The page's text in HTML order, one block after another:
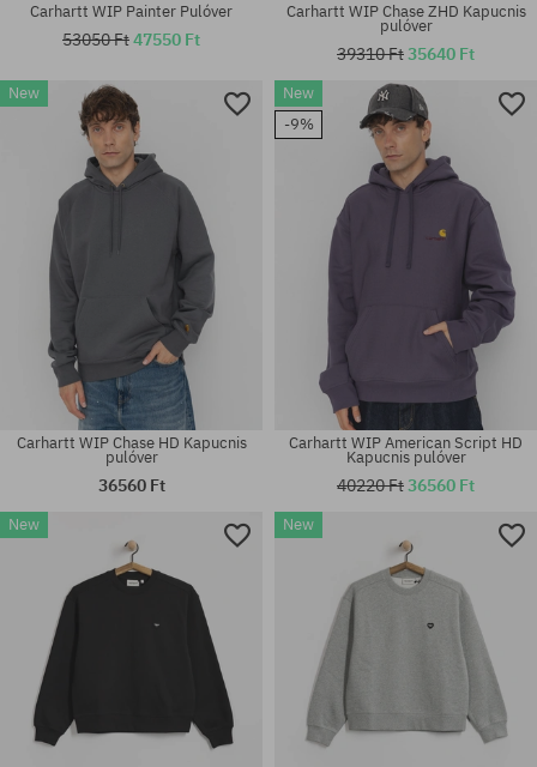
Elérhető méretek:
Elérhető méretek:
M; L; XL
Elérhető méretek:
Carhartt WIP Painter Pulóver
53050 Ft47550 Ft
Elérhető méretek:
Carhartt WIP Chase ZHD Kapucnis
pulóver
39310 Ft35640 Ft
New
Carhartt WIP Chase HD Kapucnis
pulóver
36560 Ft
New
-9%
Carhartt WIP American Script HD
Kapucnis pulóver
40220 Ft36560 Ft
New New